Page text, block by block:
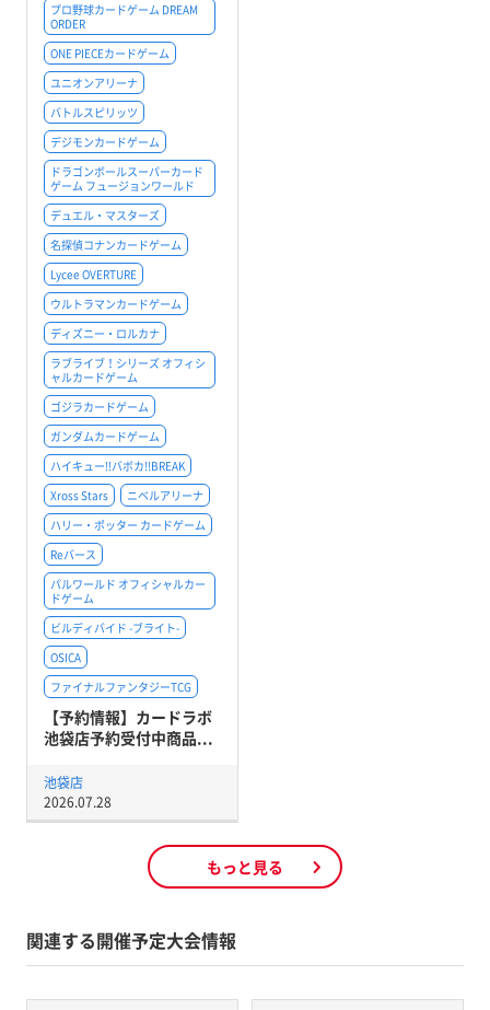
プロ野球カードゲーム DREAM
ORDER
ONE PIECEカードゲーム
ユニオンアリーナ
バトルスピリッツ
デジモンカードゲーム
ドラゴンボールスーパーカード
ゲーム フュージョンワールド
デュエル・マスターズ
名探偵コナンカードゲーム
Lycee OVERTURE
ウルトラマンカードゲーム
ディズニー・ロルカナ
ラブライブ！シリーズ オフィシ
ャルカードゲーム
ゴジラカードゲーム
ガンダムカードゲーム
ハイキュー!!バボカ!!BREAK
Xross Stars
ニベルアリーナ
ハリー・ポッター カードゲーム
Reバース
パルワールド オフィシャルカー
ドゲーム
ビルディバイド -ブライト-
OSICA
ファイナルファンタジーTCG
【予約情報】カードラボ
池袋店予約受付中商品...
池袋店
2026.07.28
もっと見る
関連する開催予定大会情報